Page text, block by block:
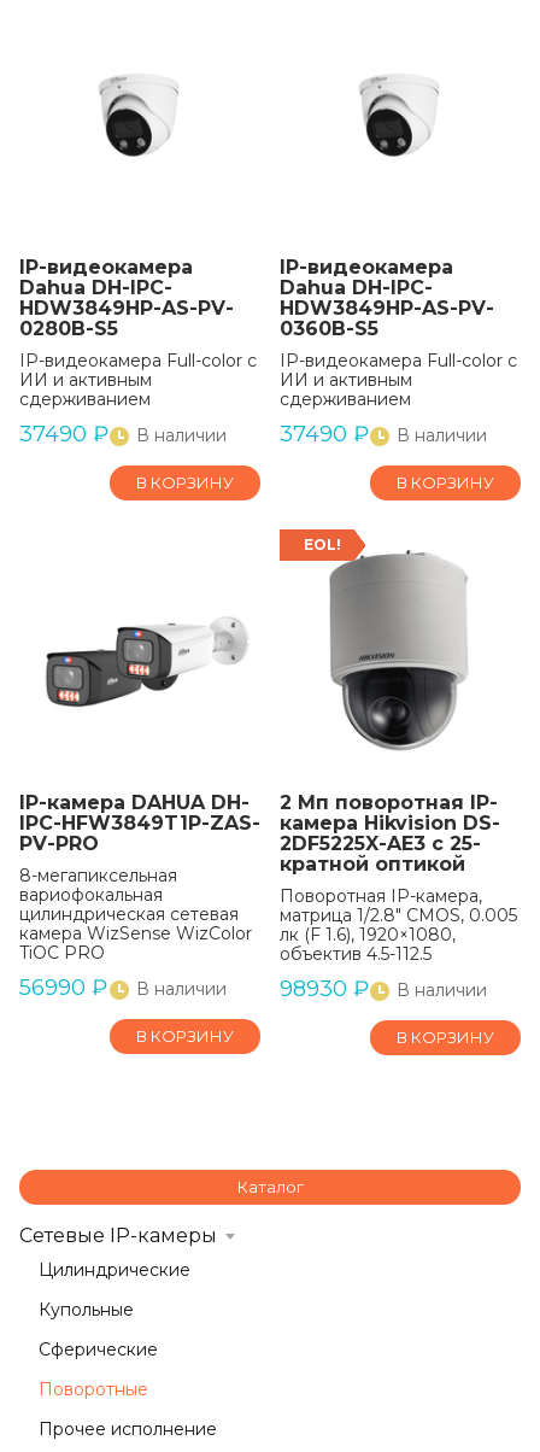
IP-видеокамера
Dahua DH-IPC-
HDW3849HP-AS-PV-
0280B-S5
IP-видеокамера Full-color с
ИИ и активным
сдерживанием
37490 ₽ В наличии
В КОРЗИНУ
IP-видеокамера
Dahua DH-IPC-
HDW3849HP-AS-PV-
0360B-S5
IP-видеокамера Full-color с
ИИ и активным
сдерживанием
37490 ₽ В наличии
В КОРЗИНУ
IP-камера DAHUA DH-
IPC-HFW3849T1P-ZAS-
PV-PRO
8-мегапиксельная
вариофокальная
цилиндрическая сетевая
камера WizSense WizColor
TiOC PRO
56990 ₽ В наличии
В КОРЗИНУ
EOL!
2 Мп поворотная IP-
камера Hikvision DS-
2DF5225X-AE3 с 25-
кратной оптикой
Поворотная IP-камера,
матрица 1/2.8" CMOS, 0.005
лк (F 1.6), 1920×1080,
объектив 4.5-112.5
98930 ₽ В наличии
В КОРЗИНУ
Каталог
Сетевые IP-камеры
Цилиндрические
Купольные
Сферические
Поворотные
Прочее исполнение